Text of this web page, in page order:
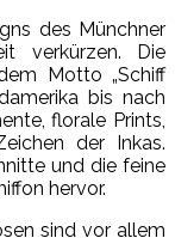
des Münchner
verkürzen. Die
Motto „Schiff
bis nach
florale Prints,
der Inkas.
und die feine
hervor.
sind vor allem